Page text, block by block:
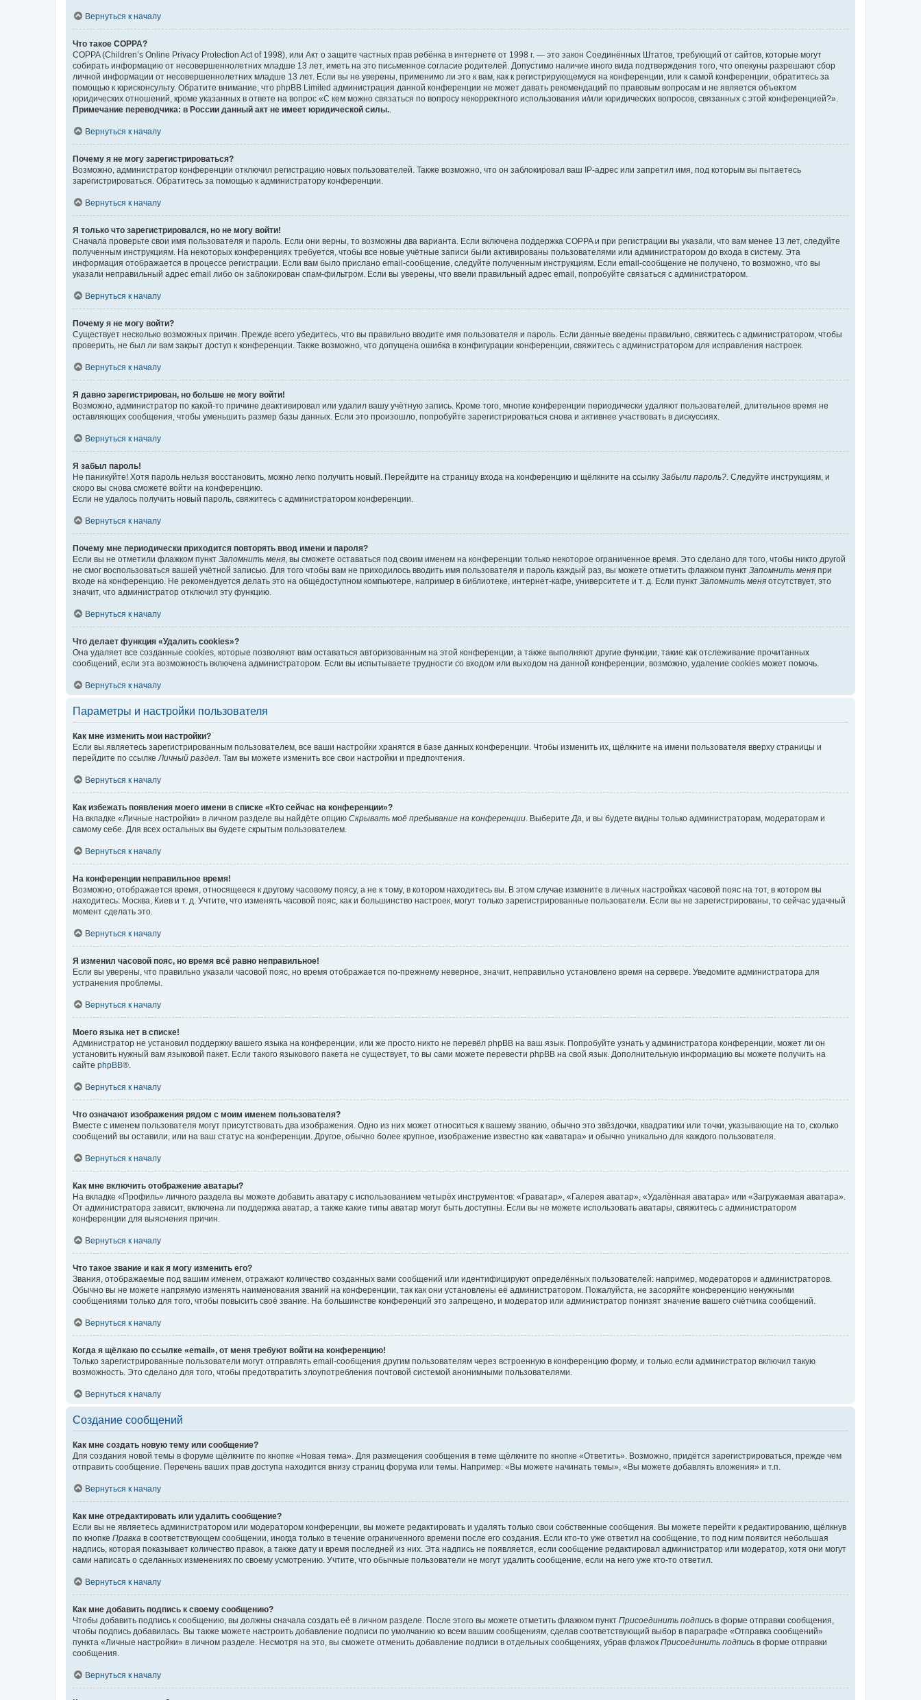
Вернуться к началу
Что такое COPPA?
COPPA (Children’s Online Privacy Protection Act of 1998), или Акт о защите частных прав ребёнка в интернете от 1998 г. — это закон Соединённых Штатов, требующий от сайтов, которые могут
собирать информацию от несовершеннолетних младше 13 лет, иметь на это письменное согласие родителей. Допустимо наличие иного вида подтверждения того, что опекуны разрешают сбор
личной информации от несовершеннолетних младше 13 лет. Если вы не уверены, применимо ли это к вам, как к регистрирующемуся на конференции, или к самой конференции, обратитесь за
помощью к юрисконсульту. Обратите внимание, что phpBB Limited администрация данной конференции не может давать рекомендаций по правовым вопросам и не является объектом
юридических отношений, кроме указанных в ответе на вопрос «С кем можно связаться по вопросу некорректного использования и/или юридических вопросов, связанных с этой конференцией?».
Примечание переводчика: в России данный акт не имеет юридической силы.
Вернуться к началу
Почему я не могу зарегистрироваться?
Возможно, администратор конференции отключил регистрацию новых пользователей. Также возможно, что он заблокировал ваш IP-адрес или запретил имя, под которым вы пытаетесь
зарегистрироваться. Обратитесь за помощью к администратору конференции.
Вернуться к началу
Я только что зарегистрировался, но не могу войти!
Сначала проверьте свои имя пользователя и пароль. Если они верны, то возможны два варианта. Если включена поддержка COPPA и при регистрации вы указали, что вам менее 13 лет, следуйте
полученным инструкциям. На некоторых конференциях требуется, чтобы все новые учётные записи были активированы пользователями или администратором до входа в систему. Эта
информация отображается в процессе регистрации. Если вам было прислано email-сообщение, следуйте полученным инструкциям. Если email-сообщение не получено, то возможно, что вы
указали неправильный адрес email либо он заблокирован спам-фильтром. Если вы уверены, что ввели правильный адрес email, попробуйте связаться с администратором.
Вернуться к началу
Почему я не могу войти?
Существует несколько возможных причин. Прежде всего убедитесь, что вы правильно вводите имя пользователя и пароль. Если данные введены правильно, свяжитесь с администратором, чтобы
проверить, не был ли вам закрыт доступ к конференции. Также возможно, что допущена ошибка в конфигурации конференции, свяжитесь с администратором для исправления настроек.
Вернуться к началу
Я давно зарегистрирован, но больше не могу войти!
Возможно, администратор по какой-то причине деактивировал или удалил вашу учётную запись. Кроме того, многие конференции периодически удаляют пользователей, длительное время не
оставляющих сообщения, чтобы уменьшить размер базы данных. Если это произошло, попробуйте зарегистрироваться снова и активнее участвовать в дискуссиях.
Вернуться к началу
Я забыл пароль!
Не паникуйте! Хотя пароль нельзя восстановить, можно легко получить новый. Перейдите на страницу входа на конференцию и щёлкните на ссылку Забыли пароль? . Следуйте инструкциям, и
скоро вы снова сможете войти на конференцию.
Если не удалось получить новый пароль, свяжитесь с администратором конференции.
Вернуться к началу
Почему мне периодически приходится повторять ввод имени и пароля?
Если вы не отметили флажком пункт Запомнить меня , вы сможете оставаться под своим именем на конференции только некоторое ограниченное время. Это сделано для того, чтобы никто другой
не смог воспользоваться вашей учётной записью. Для того чтобы вам не приходилось вводить имя пользователя и пароль каждый раз, вы можете отметить флажком пункт Запомнить меня при
входе на конференцию. Не рекомендуется делать это на общедоступном компьютере, например в библиотеке, интернет-кафе, университете и т. д. Если пункт Запомнить меня отсутствует, это
значит, что администратор отключил эту функцию.
Вернуться к началу
Что делает функция «Удалить cookies»?
Она удаляет все созданные cookies, которые позволяют вам оставаться авторизованным на этой конференции, а также выполняют другие функции, такие как отслеживание прочитанных
сообщений, если эта возможность включена администратором. Если вы испытываете трудности со входом или выходом на данной конференции, возможно, удаление cookies может помочь.
Вернуться к началу
Параметры и настройки пользователя
Как мне изменить мои настройки?
Если вы являетесь зарегистрированным пользователем, все ваши настройки хранятся в базе данных конференции. Чтобы изменить их, щёлкните на имени пользователя вверху страницы и
перейдите по ссылке Личный раздел . Там вы можете изменить все свои настройки и предпочтения.
Вернуться к началу
Как избежать появления моего имени в списке «Кто сейчас на конференции»?
На вкладке «Личные настройки» в личном разделе вы найдёте опцию Скрывать моё пребывание на конференции . Выберите Да , и вы будете видны только администраторам, модераторам и
самому себе. Для всех остальных вы будете скрытым пользователем.
Вернуться к началу
На конференции неправильное время!
Возможно, отображается время, относящееся к другому часовому поясу, а не к тому, в котором находитесь вы. В этом случае измените в личных настройках часовой пояс на тот, в котором вы
находитесь: Москва, Киев и т. д. Учтите, что изменять часовой пояс, как и большинство настроек, могут только зарегистрированные пользователи. Если вы не зарегистрированы, то сейчас удачный
момент сделать это.
Вернуться к началу
Я изменил часовой пояс, но время всё равно неправильное!
Если вы уверены, что правильно указали часовой пояс, но время отображается по-прежнему неверное, значит, неправильно установлено время на сервере. Уведомите администратора для
устранения проблемы.
Вернуться к началу
Моего языка нет в списке!
Администратор не установил поддержку вашего языка на конференции, или же просто никто не перевёл phpBB на ваш язык. Попробуйте узнать у администратора конференции, может ли он
установить нужный вам языковой пакет. Если такого языкового пакета не существует, то вы сами можете перевести phpBB на свой язык. Дополнительную информацию вы можете получить на
сайте phpBB®.
Вернуться к началу
Что означают изображения рядом с моим именем пользователя?
Вместе с именем пользователя могут присутствовать два изображения. Одно из них может относиться к вашему званию, обычно это звёздочки, квадратики или точки, указывающие на то, сколько
сообщений вы оставили, или на ваш статус на конференции. Другое, обычно более крупное, изображение известно как «аватара» и обычно уникально для каждого пользователя.
Вернуться к началу
Как мне включить отображение аватары?
На вкладке «Профиль» личного раздела вы можете добавить аватару с использованием четырёх инструментов: «Граватар», «Галерея аватар», «Удалённая аватара» или «Загружаемая аватара».
От администратора зависит, включена ли поддержка аватар, а также какие типы аватар могут быть доступны. Если вы не можете использовать аватары, свяжитесь с администратором
конференции для выяснения причин.
Вернуться к началу
Что такое звание и как я могу изменить его?
Звания, отображаемые под вашим именем, отражают количество созданных вами сообщений или идентифицируют определённых пользователей: например, модераторов и администраторов.
Обычно вы не можете напрямую изменять наименования званий на конференции, так как они установлены её администратором. Пожалуйста, не засоряйте конференцию ненужными
сообщениями только для того, чтобы повысить своё звание. На большинстве конференций это запрещено, и модератор или администратор понизят значение вашего счётчика сообщений.
Вернуться к началу
Когда я щёлкаю по ссылке «email», от меня требуют войти на конференцию!
Только зарегистрированные пользователи могут отправлять email-сообщения другим пользователям через встроенную в конференцию форму, и только если администратор включил такую
возможность. Это сделано для того, чтобы предотвратить злоупотребления почтовой системой анонимными пользователями.
Вернуться к началу
Создание сообщений
Как мне создать новую тему или сообщение?
Для создания новой темы в форуме щёлкните по кнопке «Новая тема». Для размещения сообщения в теме щёлкните по кнопке «Ответить». Возможно, придётся зарегистрироваться, прежде чем
отправить сообщение. Перечень ваших прав доступа находится внизу страниц форума или темы. Например: «Вы можете начинать темы», «Вы можете добавлять вложения» и т.п.
Вернуться к началу
Как мне отредактировать или удалить сообщение?
Если вы не являетесь администратором или модератором конференции, вы можете редактировать и удалять только свои собственные сообщения. Вы можете перейти к редактированию, щёлкнув
по кнопке Правка в соответствующем сообщении, иногда только в течение ограниченного времени после его создания. Если кто-то уже ответил на сообщение, то под ним появится небольшая
надпись, которая показывает количество правок, а также дату и время последней из них. Эта надпись не появляется, если сообщение редактировал администратор или модератор, хотя они могут
сами написать о сделанных изменениях по своему усмотрению. Учтите, что обычные пользователи не могут удалить сообщение, если на него уже кто-то ответил.
Вернуться к началу
Как мне добавить подпись к своему сообщению?
Чтобы добавить подпись к сообщению, вы должны сначала создать её в личном разделе. После этого вы можете отметить флажком пункт Присоединить подпись в форме отправки сообщения,
чтобы подпись добавилась. Вы также можете настроить добавление подписи по умолчанию ко всем вашим сообщениям, сделав соответствующий выбор в параграфе «Отправка сообщений»
пункта «Личные настройки» в личном разделе. Несмотря на это, вы сможете отменить добавление подписи в отдельных сообщениях, убрав флажок Присоединить подпись в форме отправки
сообщения.
Вернуться к началу